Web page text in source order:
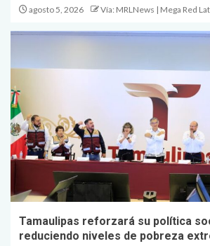
agosto 5, 2026 Vía: MRLNews | Mega Red
Tamaulipas reforzará su política
reduciendo niveles de pobreza